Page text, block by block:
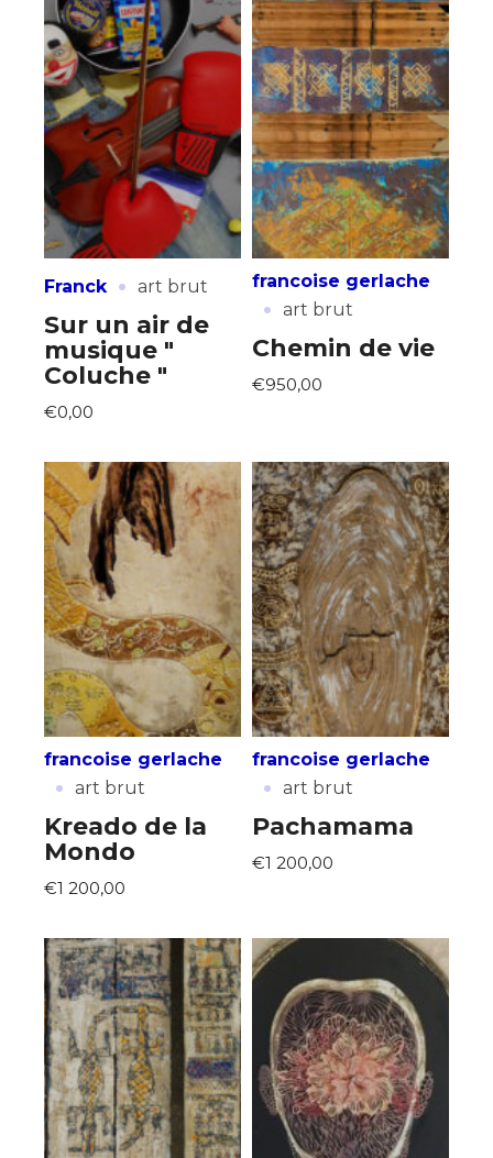
Franck · art brut
Sur un air de
musique "
Coluche "
€0,00
francoise gerlache
· art brut
Chemin de vie
€950,00
francoise gerlache
· art brut
Kreado de la
Mondo
€1 200,00
francoise gerlache
· art brut
Pachamama
€1 200,00